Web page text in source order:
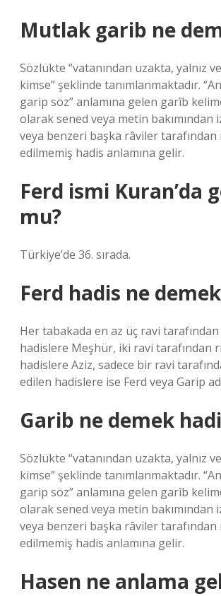
Mutlak garib ne
Sözlükte “vatanından uzakta, yalnız
kimse” şeklinde tanımlanmaktadır.
garip söz” anlamına gelen garîb
olarak sened veya metin bakımından
veya benzeri başka râviler tarafından
edilmemiş hadis anlamına gelir.
Ferd ismi Kuran’da
mu?
Türkiye’de 36. sırada.
Ferd hadis ne
Her tabakada en az üç ravi
hadislere Meşhür, iki ravi tarafından
hadislere Aziz, sadece bir ravi
edilen hadislere ise Ferd veya Garip
Garib ne demek
Sözlükte “vatanından uzakta, yalnız
kimse” şeklinde tanımlanmaktadır.
garip söz” anlamına gelen garîb
olarak sened veya metin bakımından
veya benzeri başka râviler tarafından
edilmemiş hadis anlamına gelir.
Hasen ne anlama